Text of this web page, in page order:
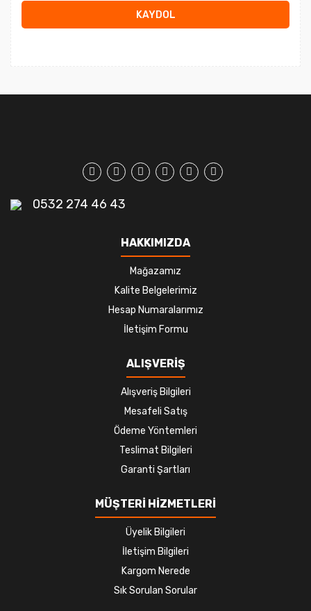
KAYDOL
0532 274 46 43
HAKKIMIZDA
Mağazamız
Kalite Belgelerimiz
Hesap Numaralarımız
İletişim Formu
ALIŞVERİŞ
Alışveriş Bilgileri
Mesafeli Satış
Ödeme Yöntemleri
Teslimat Bilgileri
Garanti Şartları
MÜŞTERİ HİZMETLERİ
Üyelik Bilgileri
İletişim Bilgileri
Kargom Nerede
Sık Sorulan Sorular